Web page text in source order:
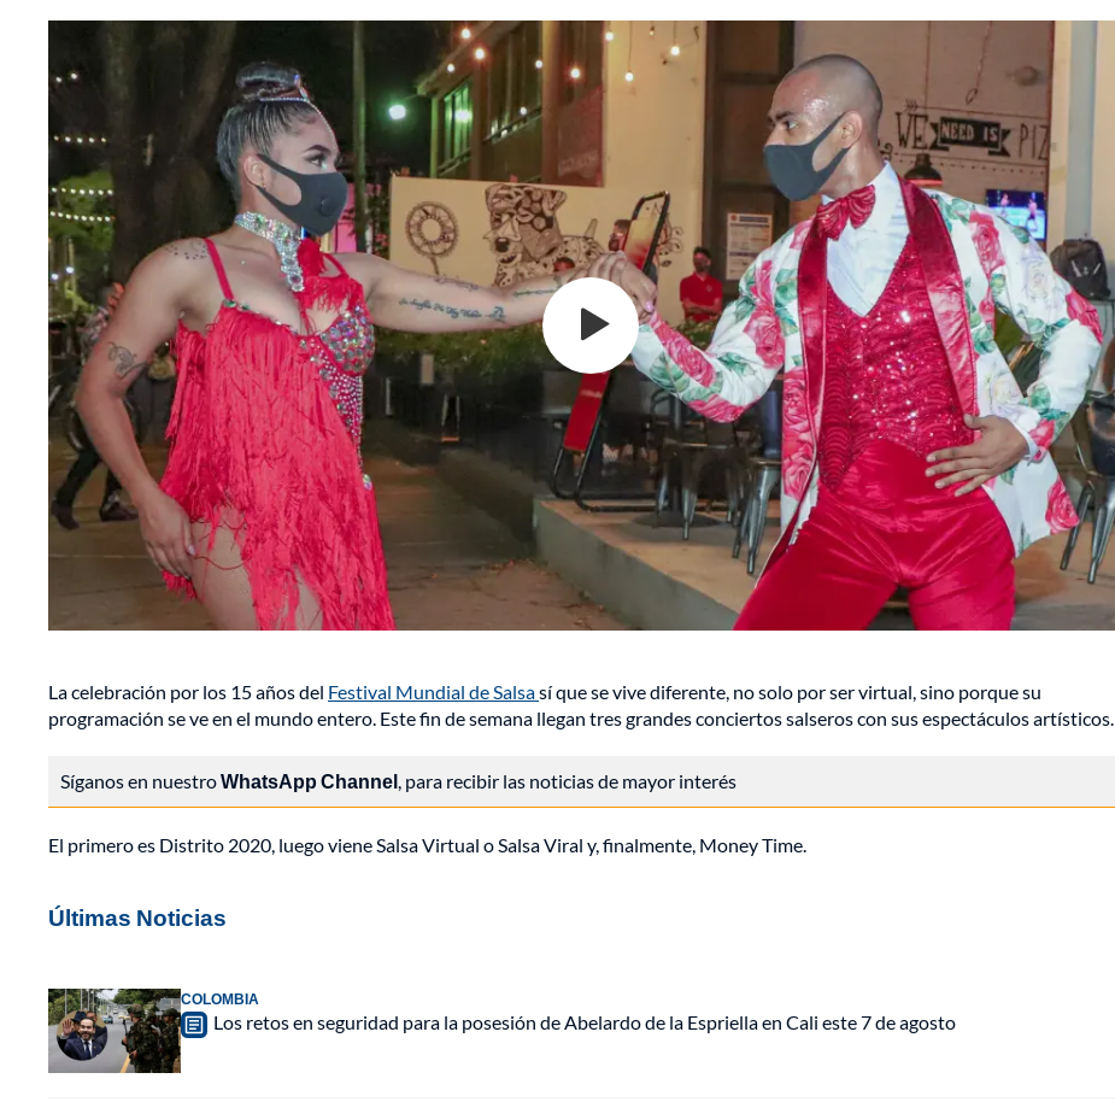
La celebración por los 15 años del Festival Mundial de Salsasí que se vive diferente, no solo por ser virtual, sino porque su
programación se ve en el mundo entero. Este fin de semana llegan tres grandes conciertos salseros con sus espectáculos artísticos.
Síganos en nuestroWhatsApp Channel, para recibir las noticias de mayor interés
El primero es Distrito 2020, luego viene Salsa Virtual o Salsa Viral y, finalmente, Money Time.
Últimas Noticias
COLOMBIA
Los retos en seguridad para la posesión de Abelardo de la Espriella en Cali este 7 de agosto